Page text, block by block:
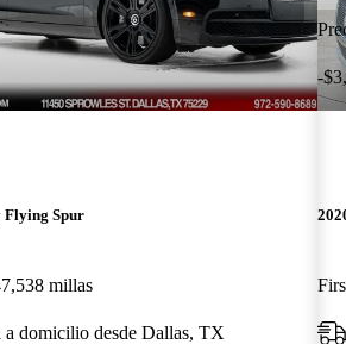
Flying Spur
millas
a domicilio desde Dallas, TX
-